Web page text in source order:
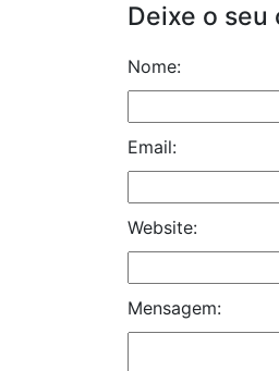
Deixe o seu
Nome:
Email:
Website:
Mensagem: